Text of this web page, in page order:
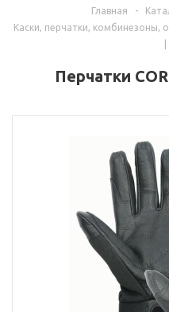
Главная -
Каски, перчатки, комбинезоны,
Перчатки